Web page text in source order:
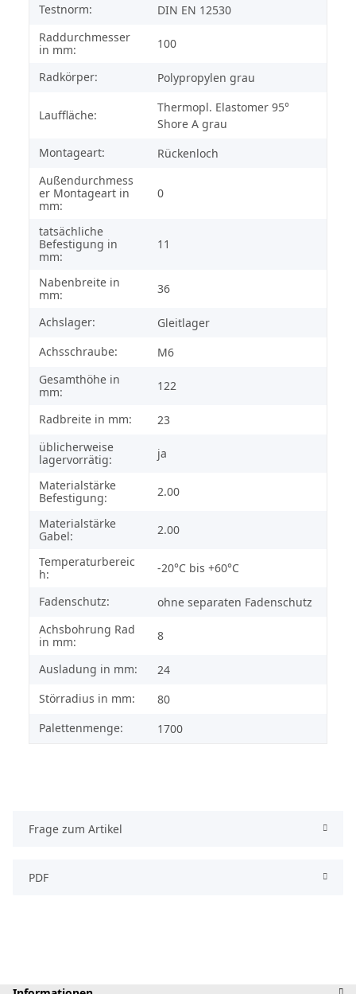
Testnorm:
DIN EN 12530
Raddurchmesser
in mm:
100
Radkörper: Polypropylen grau
Lauffläche:
Thermopl. Elastomer 95°
Shore A grau
Montageart:
Rückenloch
Außendurchmess
er Montageart in
mm:
0
tatsächliche
Befestigung in
mm:
11
Nabenbreite in
mm:
36
Achslager:
Gleitlager
Achsschraube:
M6
Gesamthöhe in
mm:
122
Radbreite in mm:
23
üblicherweise
lagervorrätig:
ja
Materialstärke
Befestigung:
2.00
Materialstärke
Gabel:
2.00
Temperaturbereic
h:
-20°C bis +60°C
Fadenschutz:
ohne separaten Fadenschutz
Achsbohrung Rad
in mm:
8
Ausladung in mm:
24
Störradius in mm:
80
Palettenmenge:
1700
Frage zum Artikel
PDF